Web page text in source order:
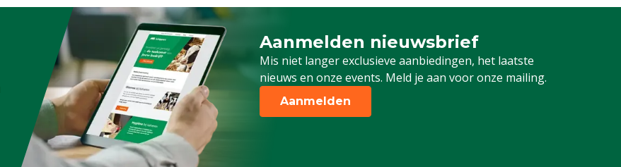
Aanmelden nieuwsbrief
Mis niet langer exclusieve aanbiedingen, het laatste
nieuws en onze events. Meld je aan voor onze mailing.
Schrijf je in voor onze nieuwsbrief
Aanmelden